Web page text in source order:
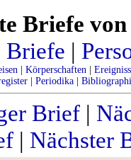
Briefe
Briefe |
| Körperschaften |
| Periodika |
Brief |
| Nächster